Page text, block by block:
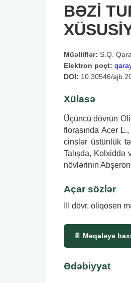
BƏZİ
Müəlliflər: S.Q.
Elektron poçt:
DOI: 10.30546/
Xülasə
Üçüncü dövrün
florasında Acer
cinslər üstünlük
Talışda, Kolxiddə
növlərinin
Açar sözlər
III dövr, oliqosen
📄 Məqaləyə
Ədəbiyyat